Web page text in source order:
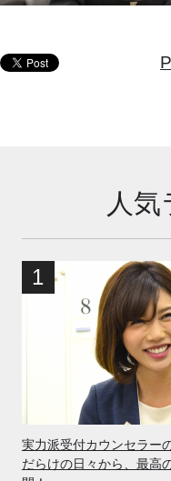
人
実力派受付カウンセラー
だらけの日々から、最高